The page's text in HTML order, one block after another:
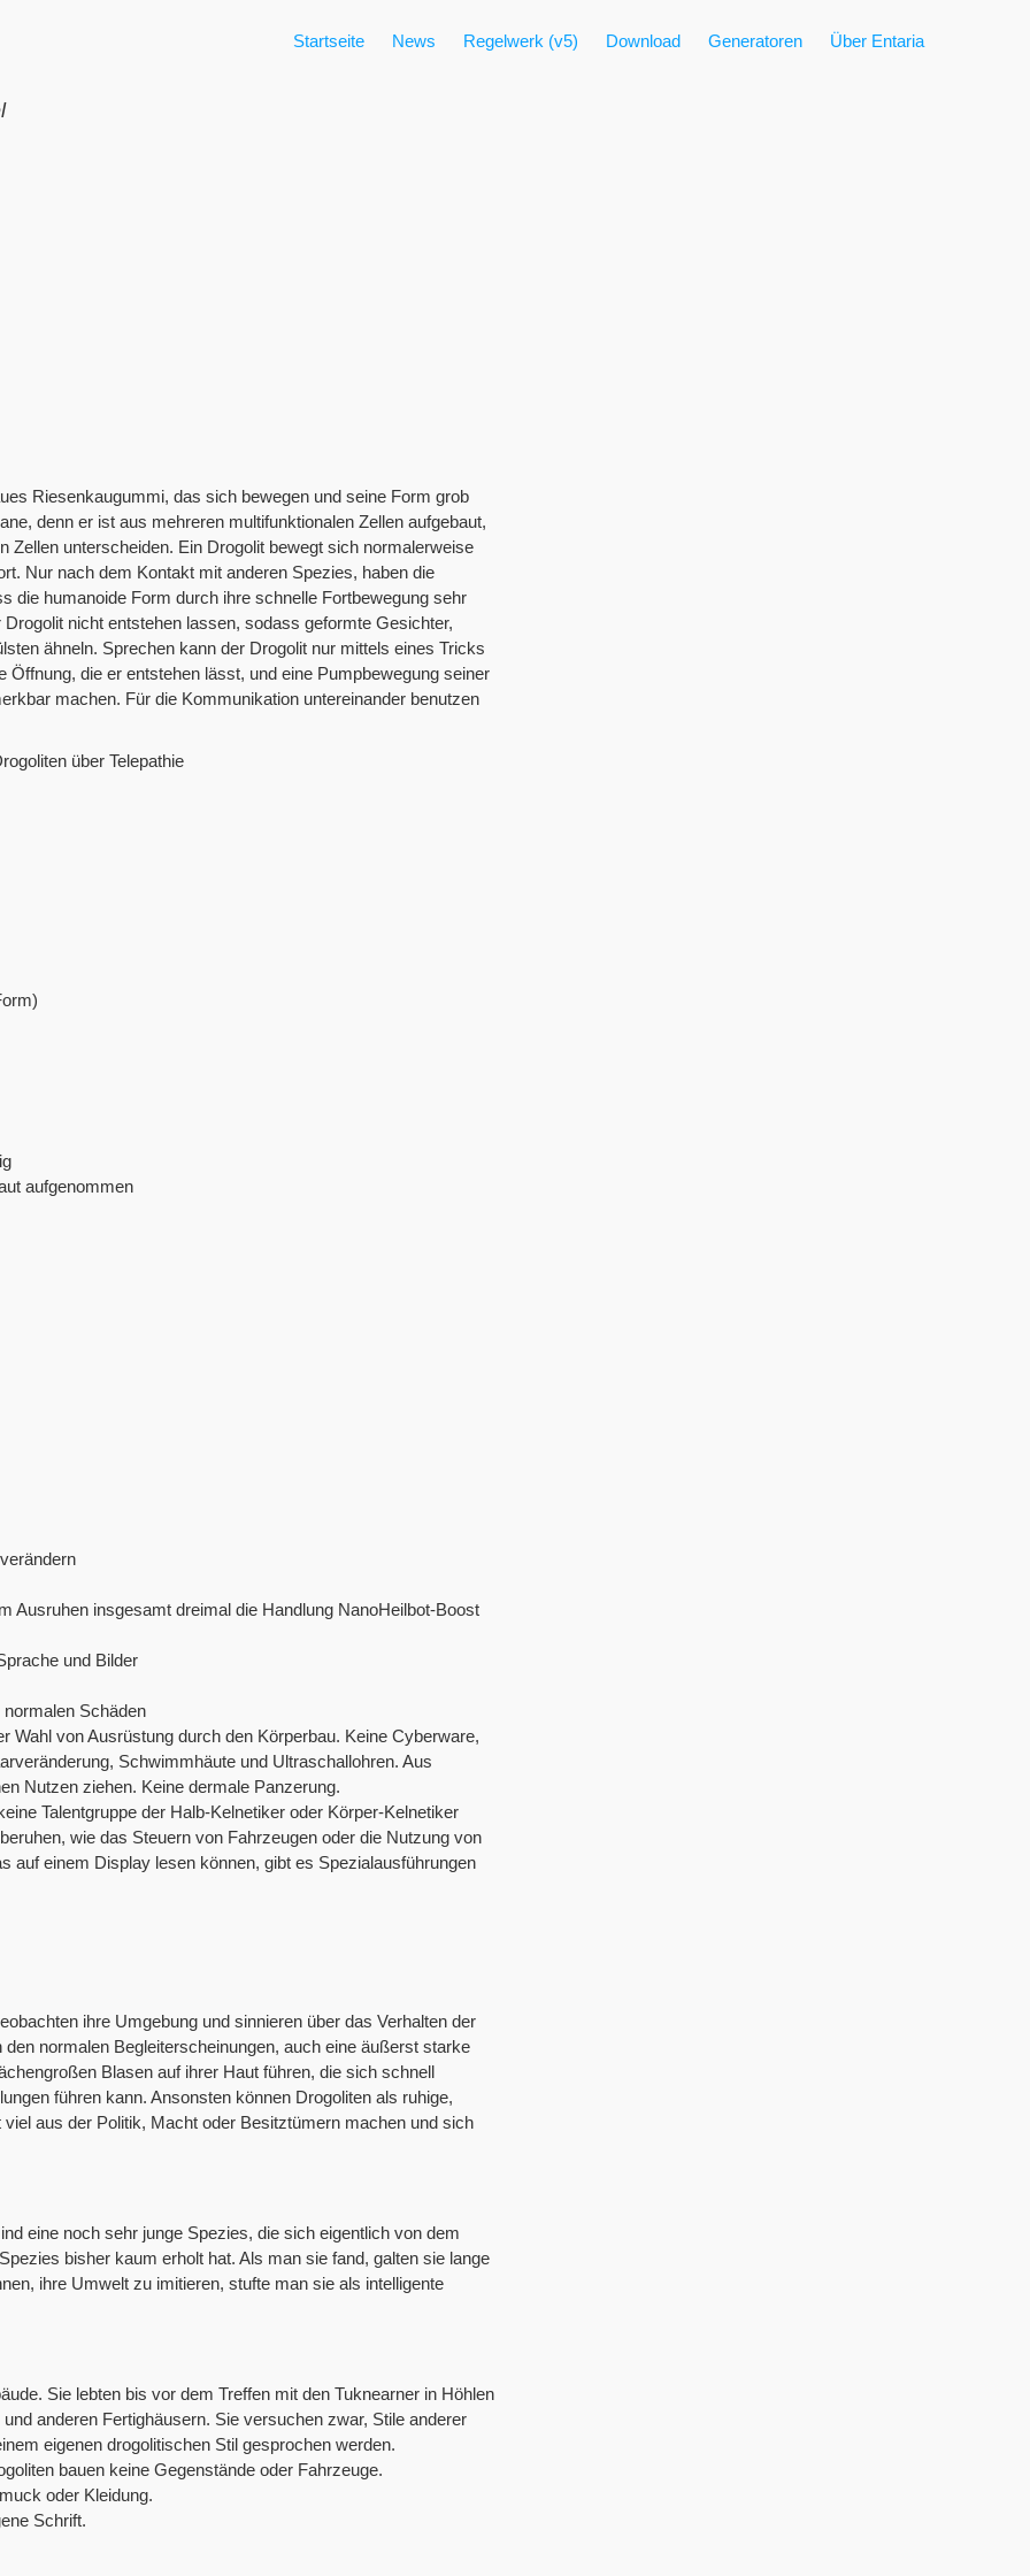
Startseite News Regelwerk (v5) Download Generatoren Über Entaria
Riesenkaugummi, das sich bewegen und seine Form grob
denn er ist aus mehreren multifunktionalen Zellen aufgebaut,
Zellen unterscheiden. Ein Drogolit bewegt sich normalerweise
Nur nach dem Kontakt mit anderen Spezies, haben die
die humanoide Form durch ihre schnelle Fortbewegung sehr
nicht entstehen lassen, sodass geformte Gesichter,
ähneln. Sprechen kann der Drogolit nur mittels eines Tricks
die er entstehen lässt, und eine Pumpbewegung seiner
machen. Für die Kommunikation untereinander benutzen
über Telepathie
aufgenommen
Ausruhen insgesamt dreimal die Handlung NanoHeilbot-Boost
und Bilder
Schäden
Wahl von Ausrüstung durch den Körperbau. Keine Cyberware,
Schwimmhäute und Ultraschallohren. Aus
Nutzen ziehen. Keine dermale Panzerung.
Talentgruppe der Halb-Kelnetiker oder Körper-Kelnetiker
wie das Steuern von Fahrzeugen oder die Nutzung von
auf einem Display lesen können, gibt es Spezialausführungen
ihre Umgebung und sinnieren über das Verhalten der
normalen Begleiterscheinungen, auch eine äußerst starke
Blasen auf ihrer Haut führen, die sich schnell
führen kann. Ansonsten können Drogoliten als ruhige,
aus der Politik, Macht oder Besitztümern machen und sich
eine noch sehr junge Spezies, die sich eigentlich von dem
bisher kaum erholt hat. Als man sie fand, galten sie lange
ihre Umwelt zu imitieren, stufte man sie als intelligente
Sie lebten bis vor dem Treffen mit den Tuknearner in Höhlen
anderen Fertighäusern. Sie versuchen zwar, Stile anderer
eigenen drogolitischen Stil gesprochen werden.
bauen keine Gegenstände oder Fahrzeuge.
oder Kleidung.
Schrift.